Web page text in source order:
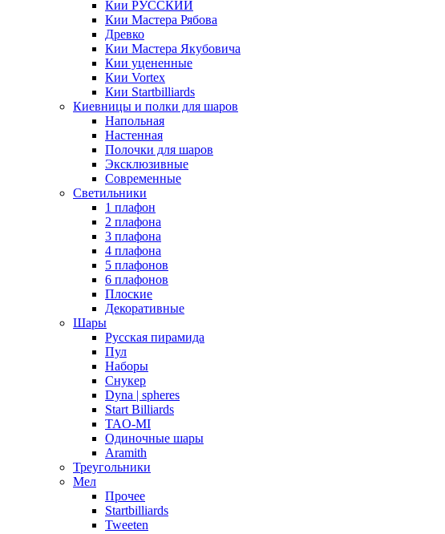
Кии РУССКИЙ
Кии Мастера Рябова
Древко
Кии Мастера Якубовича
Кии уцененные
Кии Vortex
Кии Startbilliards
Киевницы и полки для шаров
Напольная
Настенная
Полочки для шаров
Эксклюзивные
Современные
Светильники
1 плафон
2 плафона
3 плафона
4 плафона
5 плафонов
6 плафонов
Плоские
Декоративные
Шары
Русская пирамида
Пул
Наборы
Снукер
Dyna | spheres
Start Billiards
TAO-MI
Одиночные шары
Aramith
Треугольники
Мел
Прочее
Startbilliards
Tweeten